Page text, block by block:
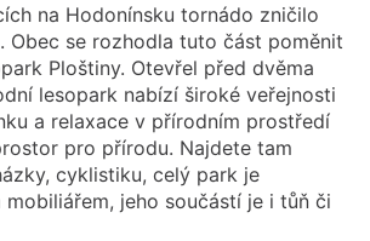
na Hodonínsku tornádo zničilo
Obec se rozhodla tuto část poměnit
Ploštiny. Otevřel před dvěma
lesopark nabízí široké veřejnosti
a relaxace v přírodním prostředí
pro přírodu. Najdete tam
cyklistiku, celý park je
jeho součástí je i tůň či